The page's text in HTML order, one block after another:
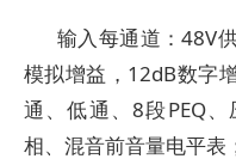
输入每通道：48V
模拟增益，12dB数字
通、低通、8段PEQ
相、混音前音量电平表